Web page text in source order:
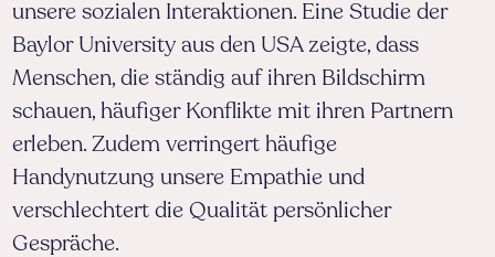
unsere sozialen Interaktionen. Eine Studie der
Baylor University aus den USA zeigte, dass
Menschen, die ständig auf ihren Bildschirm
schauen, häufiger Konflikte mit ihren Partnern
erleben. Zudem verringert häufige
Handynutzung unsere Empathie und
verschlechtert die Qualität persönlicher
Gespräche.